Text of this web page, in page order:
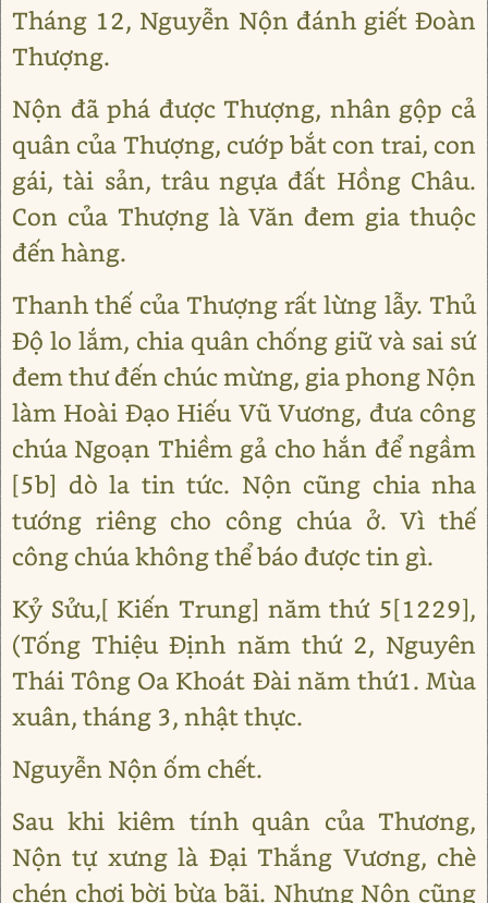
Tháng 12, Nguyễn Nộn đánh giết Đoàn
Thượng.
Nộn đã phá được Thượng, nhân gộp cả
quân của Thượng, cướp bắt con trai, con
gái, tài sản, trâu ngựa đất Hồng Châu.
Con của Thượng là Văn đem gia thuộc
đến hàng.
Thanh thế của Thượng rất lừng lẫy. Thủ
Độ lo lắm, chia quân chống giữ và sai sứ
đem thư đến chúc mừng, gia phong Nộn
làm Hoài Đạo Hiếu Vũ Vương, đưa công
chúa Ngoạn Thiềm gả cho hắn để ngầm
[5b] dò la tin tức. Nộn cũng chia nha
tướng riêng cho công chúa ở. Vì thế
công chúa không thể báo được tin gì.
Kỷ Sửu,[ Kiến Trung] năm thứ 5[1229],
(Tống Thiệu Định năm thứ 2, Nguyên
Thái Tông Oa Khoát Đài năm thứ1. Mùa
xuân, tháng 3, nhật thực.
Nguyễn Nộn ốm chết.
Sau khi kiêm tính quân của Thương,
Nộn tự xưng là Đại Thắng Vương, chè
chén chơi bời bừa bãi. Nhưng Nộn cũng